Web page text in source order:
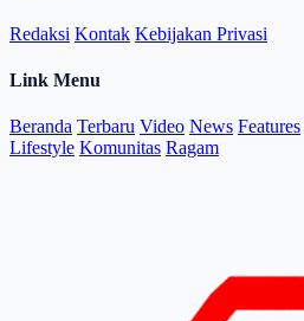
Redaksi Kontak Kebijakan Privasi
Link Menu
Beranda Terbaru Video News Features
Lifestyle Komunitas Ragam